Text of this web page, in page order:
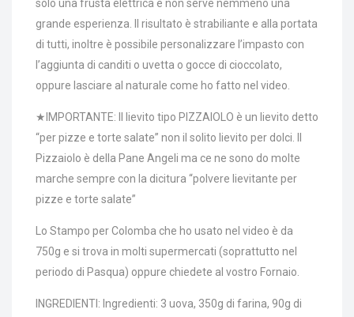
solo una frusta elettrica e non serve nemmeno una
grande esperienza. Il risultato è strabiliante e alla portata
di tutti, inoltre è possibile personalizzare l’impasto con
l’aggiunta di canditi o uvetta o gocce di cioccolato,
oppure lasciare al naturale come ho fatto nel video.
★IMPORTANTE: Il lievito tipo PIZZAIOLO è un lievito detto
“per pizze e torte salate” non il solito lievito per dolci. Il
Pizzaiolo è della Pane Angeli ma ce ne sono do molte
marche sempre con la dicitura “polvere lievitante per
pizze e torte salate”
Lo Stampo per Colomba che ho usato nel video è da
750g e si trova in molti supermercati (soprattutto nel
periodo di Pasqua) oppure chiedete al vostro Fornaio.
INGREDIENTI: Ingredienti: 3 uova, 350g di farina, 90g di